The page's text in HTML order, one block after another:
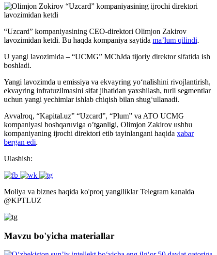
“Uzcard” kompaniyasining CEO-direktori Olimjon Zakirov
lavozimidan ketdi. Bu haqda kompaniya saytida ma’lum qilindi.
U yangi lavozimida – “UCMG” MChJda tijoriy direktor sifatida ish
boshladi.
Yangi lavozimda u emissiya va ekvayring yo‘nalishini rivojlantirish,
ekvayring infratuzilmasini sifat jihatidan yaxshilash, turli segmentlar
uchun yangi yechimlar ishlab chiqish bilan shug‘ullanadi.
Avvalroq, “Kapital.uz” “Uzcard”, “Plum” va ATO UCMG
kompaniyasi boshqaruviga o’tganligi, Olimjon Zakirov ushbu
kompaniyaning ijrochi direktori etib tayinlangani haqida xabar
bergan edi.
Ulashish:
Moliya va biznes haqida ko'proq yangiliklar Telegram kanalda
@KPTLUZ
Mavzu bo'yicha materiallar